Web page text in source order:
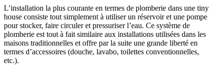
L’installation la plus courante en termes de plomberie dans une tiny
house consiste tout simplement à utiliser un réservoir et une pompe
pour stocker, faire circuler et pressuriser l’eau. Ce système de
plomberie est tout à fait similaire aux installations utilisées dans les
maisons traditionnelles et offre par la suite une grande liberté en
termes d’accessoires (douche, lavabo, toilettes conventionnelles,
etc.).